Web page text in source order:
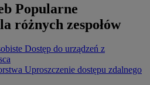
Popularne
różnych zespołów
Dostęp do urządzeń z
Uproszczenie dostępu zdalnego